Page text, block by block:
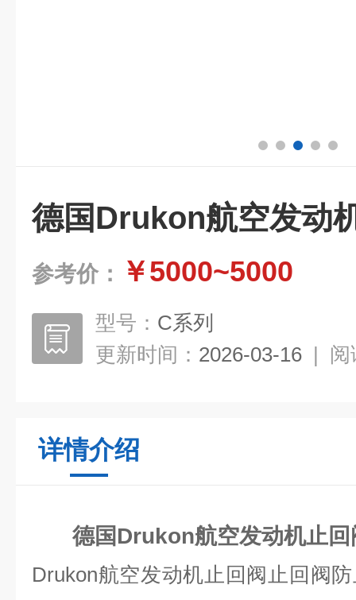
德国Drukon航空发动
参考价： ￥5000~5000
型号： C系列
更新时间： 2026-03-16 | 阅
详情介绍
德国Drukon航空发动机止回
Drukon航空发动机止回阀止回阀